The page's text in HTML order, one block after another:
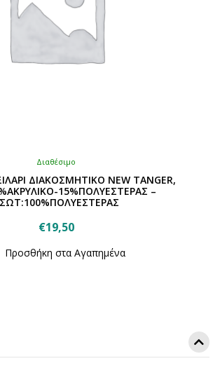
Διαθέσιμο
ΔΙΑΚΟΣΜΗΤΙΚΟ NEW TANGER,
15%ΠΟΛΥΕΣΤΕΡΑΣ –
€19,50
το
μπορούν
Προσθήκη στα Αγαπημένα